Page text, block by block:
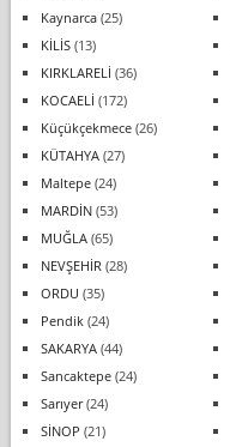
Kaynarca(25)
KİLİS(13)
KIRKLARELİ (36)
KOCAELİ (172)
Küçükçekmece(26)
KÜTAHYA(27)
Maltepe(24)
MARDİN(53)
MUĞLA(65)
NEVŞEHİR (28)
ORDU (35)
Pendik(24)
SAKARYA(44)
Sancaktepe(24)
Sarıyer(24)
SİNOP (21)